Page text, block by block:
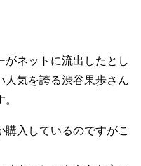
がネットに流出したとし
人気を誇る渋谷果歩さん
入しているのですがこ